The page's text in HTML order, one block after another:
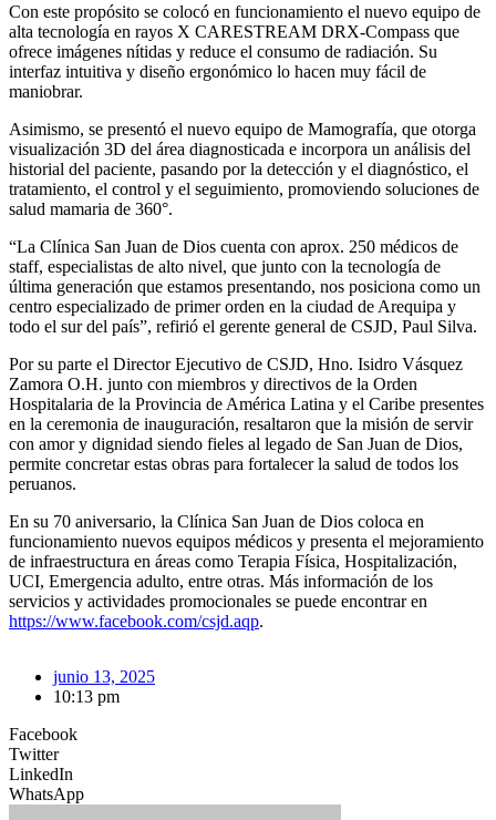
Con este propósito se colocó en funcionamiento el nuevo equipo de
alta tecnología en rayos X CARESTREAM DRX-Compass que
ofrece imágenes nítidas y reduce el consumo de radiación. Su
interfaz intuitiva y diseño ergonómico lo hacen muy fácil de
maniobrar.
Asimismo, se presentó el nuevo equipo de Mamografía, que otorga
visualización 3D del área diagnosticada e incorpora un análisis del
historial del paciente, pasando por la detección y el diagnóstico, el
tratamiento, el control y el seguimiento, promoviendo soluciones de
salud mamaria de 360°.
“La Clínica San Juan de Dios cuenta con aprox. 250 médicos de
staff, especialistas de alto nivel, que junto con la tecnología de
última generación que estamos presentando, nos posiciona como un
centro especializado de primer orden en la ciudad de Arequipa y
todo el sur del país”, refirió el gerente general de CSJD, Paul Silva.
Por su parte el Director Ejecutivo de CSJD, Hno. Isidro Vásquez
Zamora O.H. junto con miembros y directivos de la Orden
Hospitalaria de la Provincia de América Latina y el Caribe presentes
en la ceremonia de inauguración, resaltaron que la misión de servir
con amor y dignidad siendo fieles al legado de San Juan de Dios,
permite concretar estas obras para fortalecer la salud de todos los
peruanos.
En su 70 aniversario, la Clínica San Juan de Dios coloca en
funcionamiento nuevos equipos médicos y presenta el mejoramiento
de infraestructura en áreas como Terapia Física, Hospitalización,
UCI, Emergencia adulto, entre otras. Más información de los
servicios y actividades promocionales se puede encontrar en
https://www.facebook.com/csjd.aqp.
junio 13, 2025
10:13 pm
Facebook
Twitter
LinkedIn
WhatsApp